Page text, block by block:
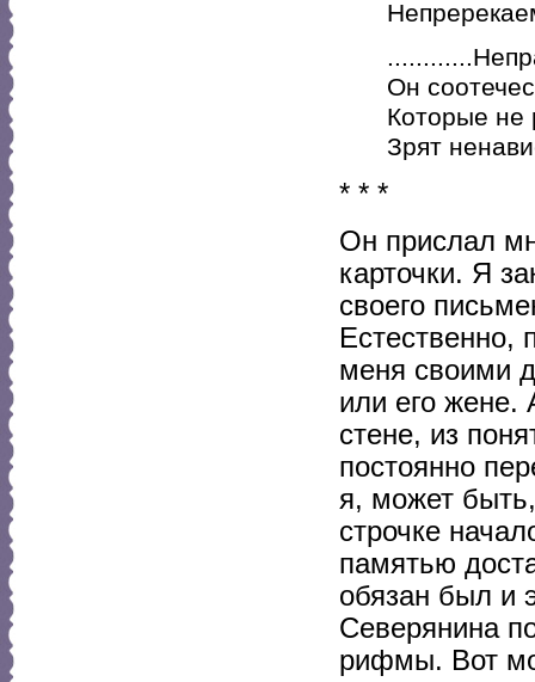
Он
Которые не
Зрят
* * *
Он прислал
карточки. Я
своего
Естественно,
меня своими
или его жене.
стене, из
постоянно
я, может
строчке
памятью
обязан был и
Северянина
рифмы. Вот